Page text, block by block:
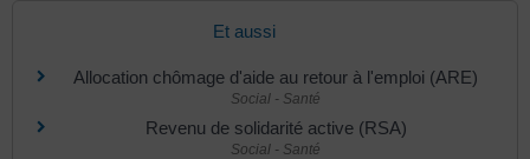
Et aussi
Allocation chômage d'aide au retour à l'emploi (ARE)
Social - Santé
Revenu de solidarité active (RSA)
Social - Santé